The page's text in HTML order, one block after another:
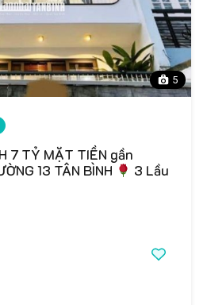
5
7 TỶ MẶT TIỀN gần
13 TÂN BÌNH
3 Lầu